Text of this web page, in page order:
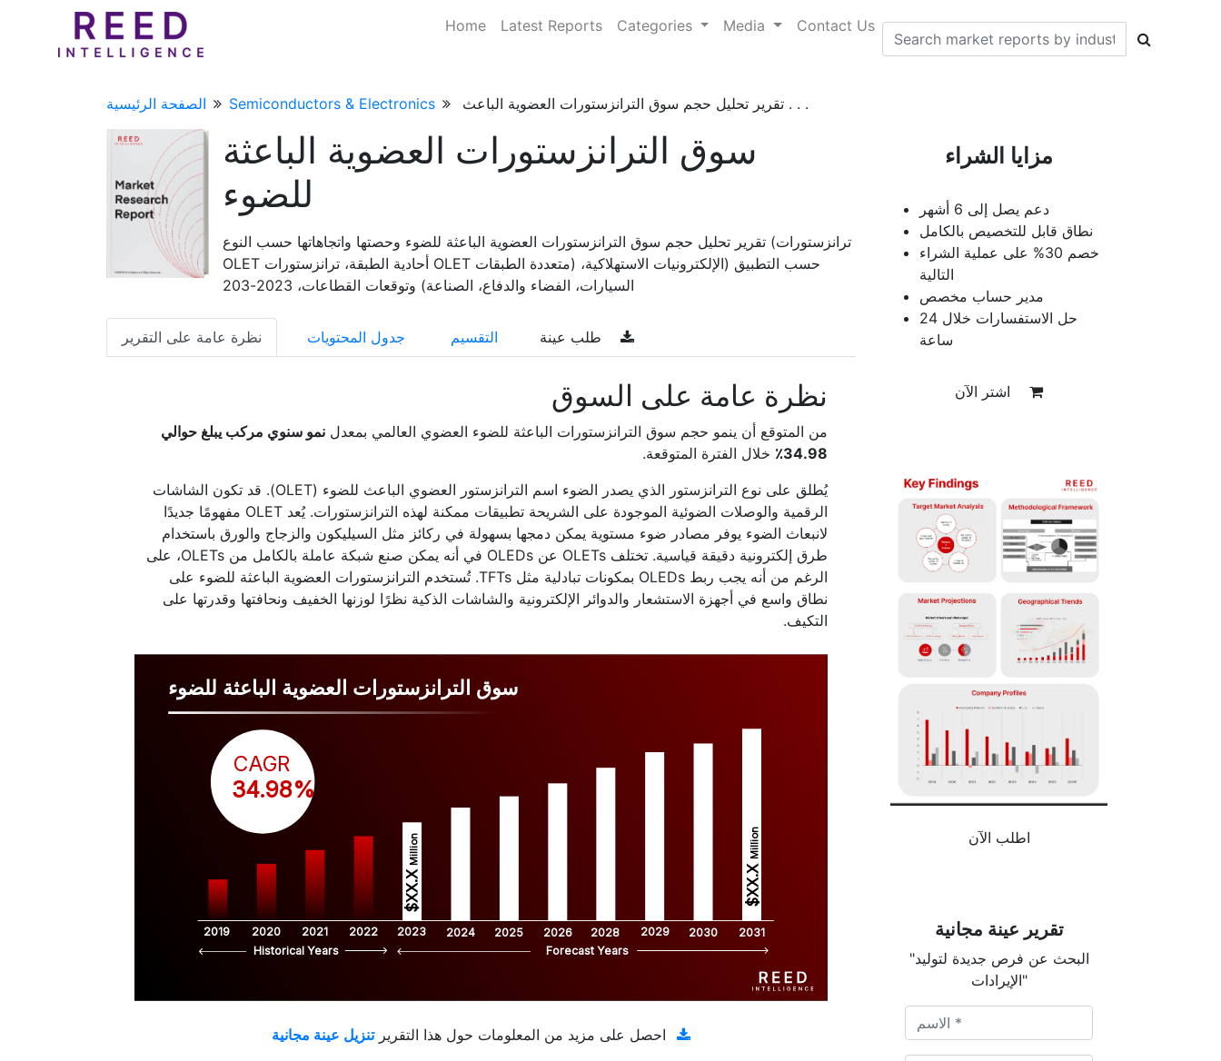
Home Latest Reports Categories Media Contact Us
الصفحة الرئيسية Semiconductors & Electronics تقرير تحليل حجم سوق الترانزستورات العضوية الباعث . . .
سوق الترانزستورات العضوية الباعثة
للضوء
تقرير تحليل حجم سوق الترانزستورات العضوية الباعثة للضوء وحصتها واتجاهاتها حسب النوع (ترانزستورات
OLET أحادية الطبقة، ترانزستورات OLET متعددة الطبقات) حسب التطبيق (الإلكترونيات الاستهلاكية،
السيارات، الفضاء والدفاع، الصناعة) وتوقعات القطاعات، 2023-203
نظرة عامة على التقرير جدول المحتويات التقسيم
نظرة عامة على السوق
من المتوقع أن ينمو حجم سوق الترانزستورات الباعثة للضوء العضوي العالمي بمعدل نمو سنوي مركب يبلغ حوالي
34.98٪
خلال الفترة المتوقعة.
يُطلق على نوع الترانزستور الذي يصدر الضوء اسم الترانزستور العضوي الباعث للضوء (OLET). قد تكون الشاشات
الرقمية والوصلات الضوئية الموجودة على الشريحة تطبيقات ممكنة لهذه الترانزستورات. يُعد OLET مفهومًا جديدًا
لانبعاث الضوء يوفر مصادر ضوء مستوية يمكن دمجها بسهولة في ركائز مثل السيليكون والزجاج والورق باستخدام
طرق إلكترونية دقيقة قياسية. تختلف OLETs عن OLEDs في أنه يمكن صنع شبكة عاملة بالكامل من OLETs، على
الرغم من أنه يجب ربط OLEDs بمكونات تبادلية مثل TFTs. تُستخدم الترانزستورات العضوية الباعثة للضوء على
نطاق واسع في أجهزة الاستشعار والدوائر الإلكترونية والشاشات الذكية نظرًا لوزنها الخفيف ونحافتها وقدرتها على
التكيف.
سوق الترانزستورات العضوية الباعثة للضوء
2019 2020 2021 2022 2023 2024 2025 2026 2028 2029 2030 2031
$XX.X
Million
$XX.X
Million
CAGR
34.98%
Historical Years Forecast Years
احصل على مزيد من المعلومات حول هذا التقرير
مزايا الشراء
دعم يصل إلى 6 أشهر
نطاق قابل للتخصيص بالكامل
خصم 30% على عملية الشراء
التالية
مدير حساب مخصص
حل الاستفسارات خلال 24
ساعة
اطلب الآن
تقرير عينة مجانية
"البحث عن فرص جديدة لتوليد
الإيرادات"